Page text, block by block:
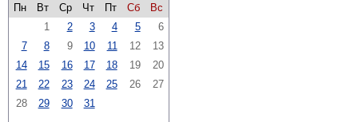
Пн
Вт Ср Чт Пт Сб
Вс
1
2 3 4 5
6
7
8 9 10 11 12
13
14
15 16 17 18 19
20
21
22 23 24 25 26
27
28
29 30 31